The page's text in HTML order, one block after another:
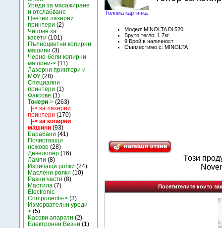
Уреди за масажиране
и отслабване
Цветни лазерни
принтери (2)
Чипове за
касети (101)
Пълноцветни копирни
машини (3)
Черно-бели копирни
машини-> (11)
Лазерни принтери и
МФУ (28)
Специални
принтери (1)
Факсове (1)
Тонери-> (263)
|-> за лазерни
принтери (170)
|-> за копирни
машини (93)
Барабани (41)
Почистващи
ножове (28)
Девелопер (16)
Лампи (8)
Изпичащи ролки (24)
Маслени ролки (10)
Разни части (8)
Мастила (7)
Electronic
Components-> (3)
Измервателни уреди-
> (5)
Kасови апарати (2)
Електронни Везни (1)
Голяма картинка
Модел: MINOLTA Di 520
Бруто тегло: 1.7кг.
9 Брой в наличност
Съвместимо с: MINOLTA
Този
Посетителите които